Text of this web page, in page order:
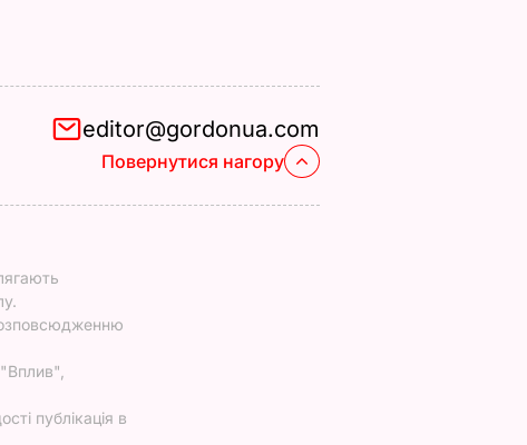
editor@gordonua.com
Повернутися нагору
публікація в